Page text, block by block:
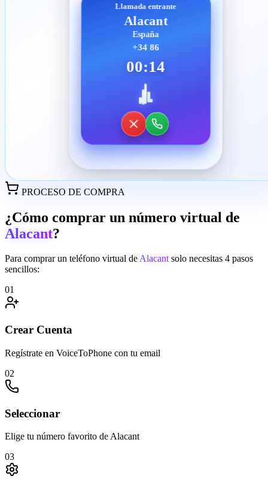
Llamada entrante
Alacant
España
+34 86
00:14
PROCESO DE COMPRA
¿Cómo comprar un número virtual de
Alacant?
Para comprar un teléfono virtual deAlacant solo necesitas 4 pasos
sencillos:
01
Crear Cuenta
Regístrate en VoiceToPhone con tu email
02
Seleccionar
Elige tu número favorito de Alacant
03